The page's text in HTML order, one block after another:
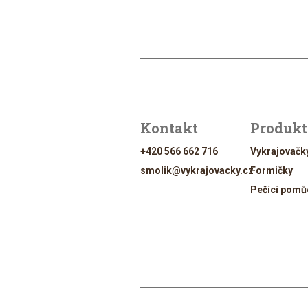
Kontakt
+420 566 662 716
smolik@vykrajovacky.czFormičky
Pečící